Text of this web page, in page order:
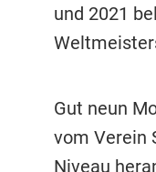
und 2021
Gut neun
vom Verein
Niveau